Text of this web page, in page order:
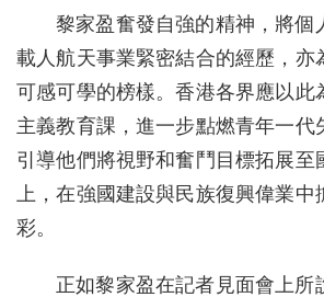
黎家盈奮發自強的精神，將個
載人航天事業緊密結合的經歷，亦
可感可學的榜樣。香港各界應以此
主義教育課，進一步點燃青年一代
引導他們將視野和奮鬥目標拓展至
上，在強國建設與民族復興偉業中
彩。
正如黎家盈在記者見面會上所